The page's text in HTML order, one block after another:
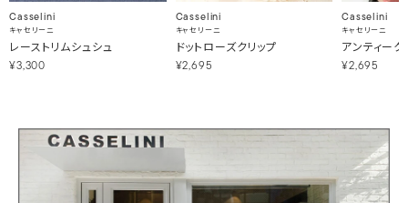
Casselini
キャセリーニ
レーストリムシュシュ
¥3,300
Casselini
キャセリーニ
ドットローズクリップ
¥2,695
Casselini
キャセリーニ
アンティー
¥2,695